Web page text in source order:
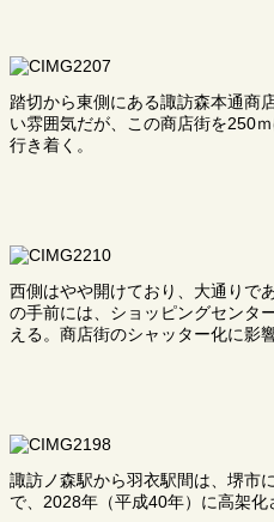
踏切から東側にある諏訪森本通商
い雰囲気だが、この商店街を250
行き着く。
西側はやや開けており、大通りで
の手前には、ショッピングセンタ
える。商店街のシャッター化に影
諏訪ノ森駅から羽衣駅間は、堺市
で、2028年（平成40年）に高架化